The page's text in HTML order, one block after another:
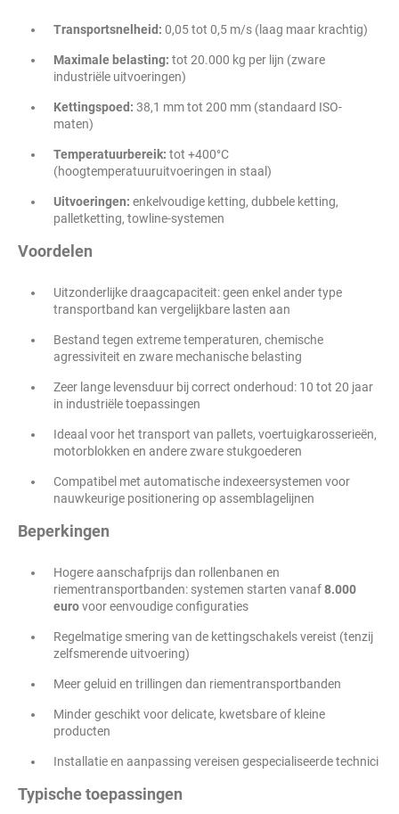
Transportsnelheid: 0,05 tot 0,5 m/s (laag maar krachtig)
Maximale belasting: tot 20.000 kg per lijn (zware
industriële uitvoeringen)
Kettingspoed: 38,1 mm tot 200 mm (standaard ISO-
maten)
Temperatuurbereik: tot +400°C
(hoogtemperatuuruitvoeringen in staal)
Uitvoeringen: enkelvoudige ketting, dubbele ketting,
palletketting, towline-systemen
Voordelen
Uitzonderlijke draagcapaciteit: geen enkel ander type
transportband kan vergelijkbare lasten aan
Bestand tegen extreme temperaturen, chemische
agressiviteit en zware mechanische belasting
Zeer lange levensduur bij correct onderhoud: 10 tot 20 jaar
in industriële toepassingen
Ideaal voor het transport van pallets, voertuigkarosserieën,
motorblokken en andere zware stukgoederen
Compatibel met automatische indexeersystemen voor
nauwkeurige positionering op assemblagelijnen
Beperkingen
Hogere aanschafprijs dan rollenbanen en
riementransportbanden: systemen starten vanaf8.000
eurovoor eenvoudige configuraties
Regelmatige smering van de kettingschakels vereist (tenzij
zelfsmerende uitvoering)
Meer geluid en trillingen dan riementransportbanden
Minder geschikt voor delicate, kwetsbare of kleine
producten
Installatie en aanpassing vereisen gespecialiseerde technici
Typische toepassingen